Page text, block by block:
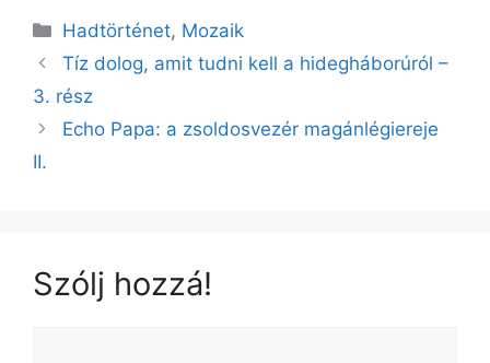
c
e
b
o
ai
l
Kategória
Hadtörténet, Mozaik
Tíz dolog, amit tudni kell a hidegháborúról –
3. rész
Echo Papa: a zsoldosvezér magánlégiereje
II.
Szólj hozzá!